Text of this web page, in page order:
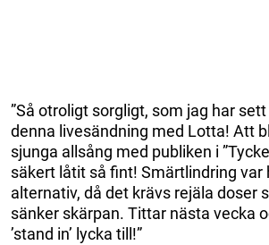
”Så otroligt sorgligt, som jag har
denna livesändning med Lotta! Att
sjunga allsång med publiken i
säkert låtit så fint! Smärtlindring var
alternativ, då det krävs rejäla doser
sänker skärpan. Tittar nästa vecka
’stand in’ lycka till!”